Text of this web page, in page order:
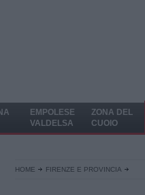
EMPOLESE
VALDELSA
ZONA DEL
CUOIO
HOME FIRENZE E PROVINCIA